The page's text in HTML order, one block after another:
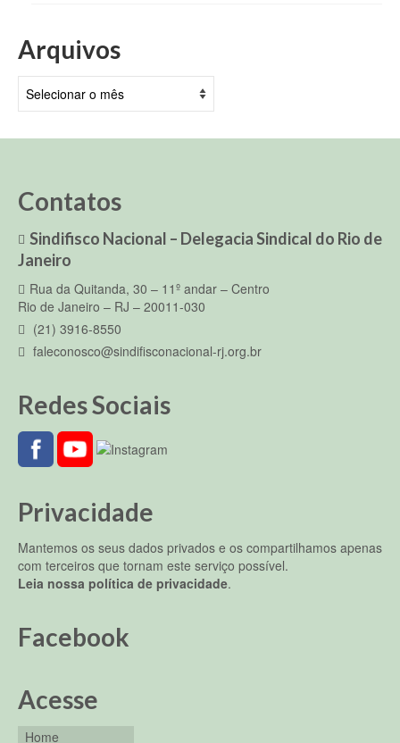
Arquivos
Contatos
Sindifisco Nacional – Delegacia Sindical do Rio de
Janeiro
Rua da Quitanda, 30 – 11º andar – Centro
Rio de Janeiro – RJ – 20011-030
(21) 3916-8550
faleconosco@sindifisconacional-rj.org.br
Redes Sociais
Privacidade
Mantemos os seus dados privados e os compartilhamos apenas
com terceiros que tornam este serviço possível.
Leia nossa política de privacidade.
Facebook
Acesse
Home